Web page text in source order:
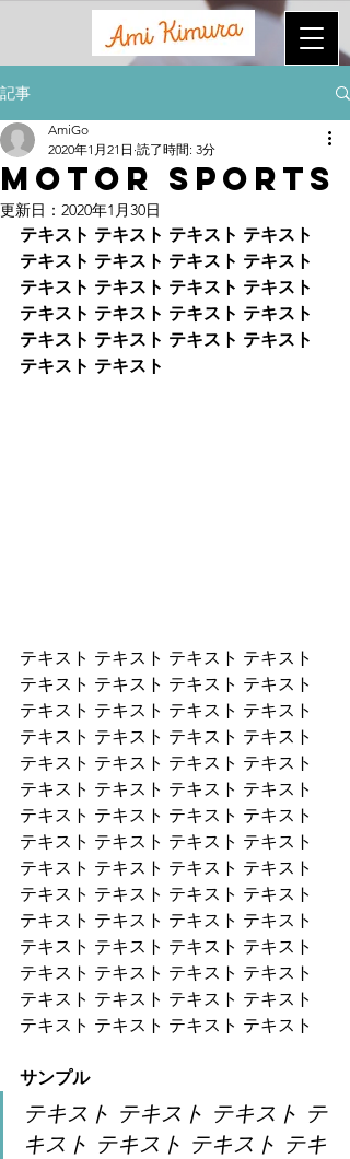
記事
Motor Sports
AmiGo
2020年1月21日 読了時間: 3分
更新日： 2020年1月30日
テキスト テキスト テキスト テキスト
テキスト テキスト テキスト テキスト
テキスト テキスト テキスト テキスト
テキスト テキスト テキスト テキスト
テキスト テキスト テキスト テキスト
テキスト テキスト
テキスト テキスト テキスト テキスト
テキスト テキスト テキスト テキスト
テキスト テキスト テキスト テキスト
テキスト テキスト テキスト テキスト
テキスト テキスト テキスト テキスト
テキスト テキスト テキスト テキスト
テキスト テキスト テキスト テキスト
テキスト テキスト テキスト テキスト
テキスト テキスト テキスト テキスト
テキスト テキスト テキスト テキスト
テキスト テキスト テキスト テキスト
テキスト テキスト テキスト テキスト
テキスト テキスト テキスト テキスト
テキスト テキスト テキスト テキスト
テキスト テキスト テキスト テキスト
サンプル
テキスト テキスト テキスト テ
キスト テキスト テキスト テキ